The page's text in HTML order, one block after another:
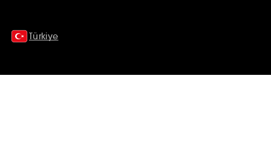
Türkiye